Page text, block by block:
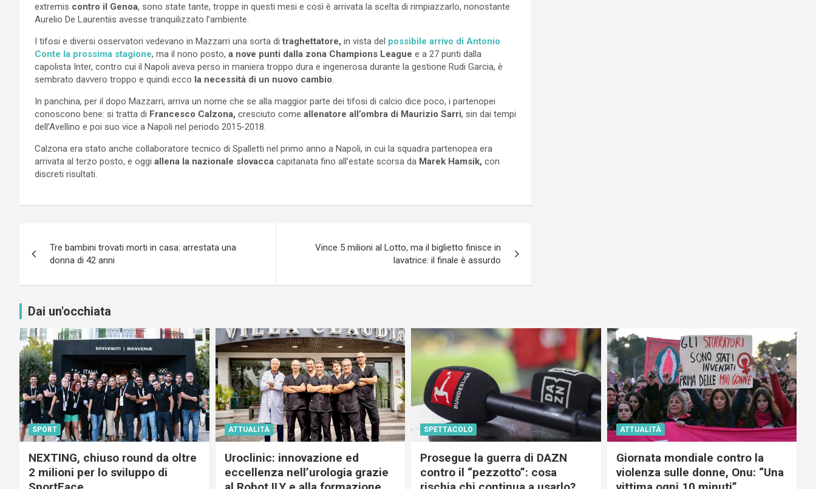
extremis contro il Genoa, sono state tante, troppe in questi mesi e così è arrivata la scelta di rimpiazzarlo, nonostante
Aurelio De Laurentiis avesse tranquilizzato l’ambiente.
I tifosi e diversi osservatori vedevano in Mazzarri una sorta ditraghettatore, in vista del possibile arrivo di Antonio
Conte la prossima stagione, ma il nono posto, a nove punti dalla zona Champions League e a 27 punti dalla
capolista Inter, contro cui il Napoli aveva perso in maniera troppo dura e ingenerosa durante la gestione Rudi Garcia, è
sembrato davvero troppo e quindi ecco la necessità di un nuovo cambio
In panchina, per il dopo Mazzarri, arriva un nome che se alla maggior parte dei tifosi di calcio dice poco, i partenopei
conoscono bene: si tratta di Francesco Calzona, cresciuto come allenatore all’ombra di Maurizio Sarri, sin dai tempi
dell’Avellino e poi suo vice a Napoli nel periodo 2015-2018.
Calzona era stato anche collaboratore tecnico di Spalletti nel primo anno a Napoli, in cui la squadra partenopea era
arrivata al terzo posto, e oggi allena la nazionale slovacca capitanata fino all’estate scorsa da Marek Hamsik, con
discreti risultati.
articoli
Tre bambini trovati morti in casa: arrestata una
donna di 42 anni
Vince 5 milioni al Lotto, ma il biglietto finisce in
lavatrice: il finale è assurdo
Dai un'occhiata
SPORT
NEXTING, chiuso round da oltre
2 milioni per lo sviluppo di
ATTUALITÀ
Uroclinic: innovazione ed
eccellenza nell’urologia grazie
SPETTACOLO
Prosegue la guerra di DAZN
contro il “pezzotto”: cosa
ATTUALITÀ
Giornata mondiale contro la
violenza sulle donne, Onu: “Una